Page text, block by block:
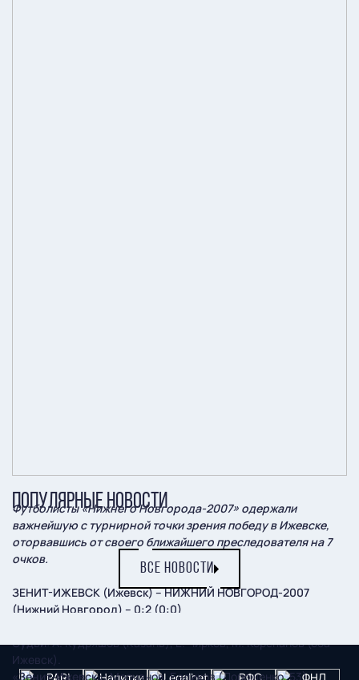
Футболисты «Нижнего Новгорода-2007» одержали
важнейшую с турнирной точки зрения победу в Ижевске,
оторвавшись от своего ближайшего преследователя на 7
очков.
ЗЕНИТ-ИЖЕВСК (Ижевск) – НИЖНИЙ НОВГОРОД-2007
(Нижний Новгород) – 0:2 (0:0)
Судьи: А. Кудряшов (Казань), Е. Чирков, М. Корепанов (оба –
Ижевск).
«Зенит-Ижевск»:Молчанов, Бадиков (Дорошенко, 53),
ПОПУЛЯРНЫЕ НОВОСТИ
ВСЕ НОВОСТИ